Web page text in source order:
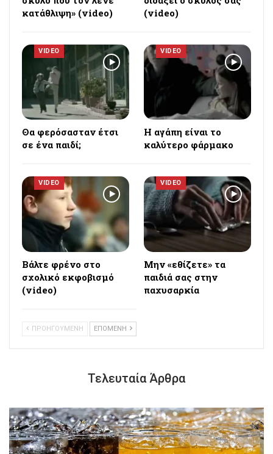
κατάθλιψη» (video)
(video)
VIDEO
Θα φερόσασταν έτσι
σε ένα παιδί;
VIDEO
Η αγάπη είναι το
καλύτερο φάρμακο
VIDEO
Bάλτε φρένο στο
σχολικό εκφοβισμό
(video)
VIDEO
Μην «εθίζετε» τα
παιδιά σας στην
παχυσαρκία
ΠΡΟΗΓΟΥΜΕΝΗ ΕΠΟΜΕΝΗ
Τελευταία Άρθρα